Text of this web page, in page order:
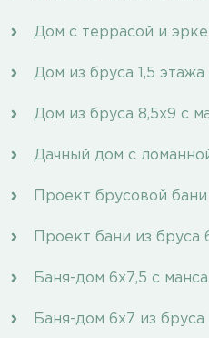
Дом с террасой и
Дом из бруса 1,5 этажа
Дом из бруса 8,5х9 с
Дачный дом с
Проект брусовой
Проект бани из бруса
Баня-дом 6х7,5 с
Баня-дом 6х7 из